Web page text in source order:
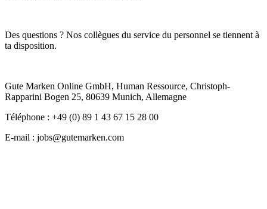
Des questions ? Nos collègues du service du personnel se tiennent à
ta disposition.
Gute Marken Online GmbH, Human Ressource, Christoph-
Rapparini Bogen 25, 80639 Munich, Allemagne
Téléphone : +49 (0) 89 1 43 67 15 28 00
E-mail : jobs@gutemarken.com